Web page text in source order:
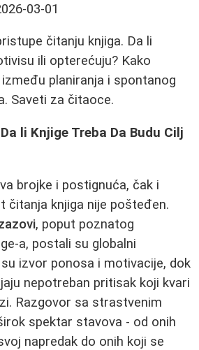
03-01
čitanju knjiga. Da li
ili opterećuju? Kako
planiranja i spontanog
Saveti za čitaoce.
li Knjige Treba Da Budu Cilj
brojke i postignuća, čak i
čitanja knjiga nije pošteđen.
, poput poznatog
a, postali su globalni
izvor ponosa i motivacije, dok
nepotreban pritisak koji kvari
Razgovor sa strastvenim
spektar stavova - od onih
napredak do onih koji se